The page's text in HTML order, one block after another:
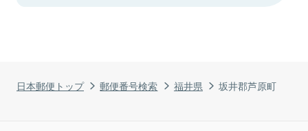
日本郵便トップ 郵便番号検索 福井県 坂井郡芦原町